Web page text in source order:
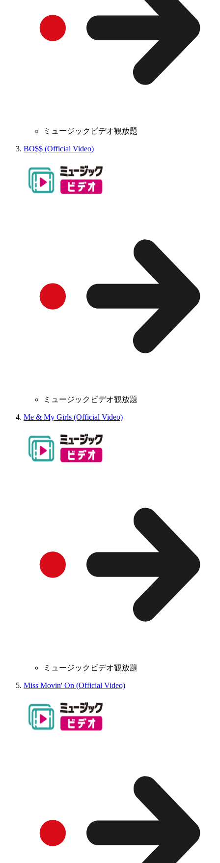
ミュージックビデオ観放題
BO$$ (Official Video)
ミュージックビデオ観放題
Me & My Girls (Official Video)
ミュージックビデオ観放題
Miss Movin' On (Official Video)